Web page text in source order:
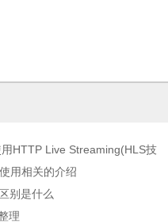
HTTP Live Streaming(HLS技
用相关的介绍
别是什么
理